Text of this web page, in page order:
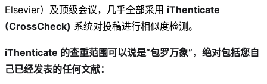
Elsevier）及顶级会议，几乎全部采用 iThenticate
(CrossCheck) 系统对投稿进行相似度检测。
iThenticate 的查重范围可以说是“包罗万象”，绝对包括您自
己已经发表的任何文献：